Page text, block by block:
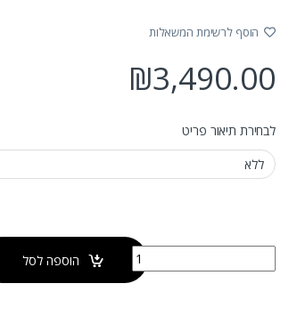
הוסף לרשימת המשאלות
₪3,490.00
לבחירת תיאור פריט
כמות של ארון אמבטיה תלוי בוליביה הוספה לסל